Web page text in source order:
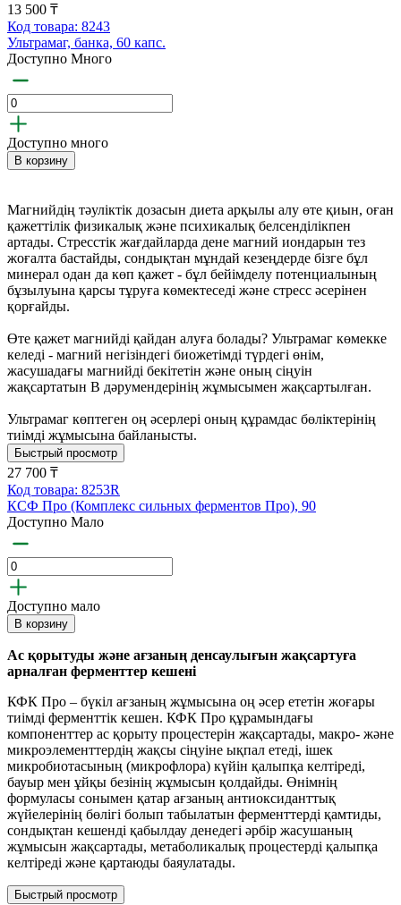
13 500 ₸
Код товара: 8243
Ультрамаг, банка, 60 капс.
Доступно Много
Доступно много
В корзину
Магнийдің тәуліктік дозасын диета арқылы алу өте қиын, оған
қажеттілік физикалық және психикалық белсенділікпен
артады. Стресстік жағдайларда дене магний иондарын тез
жоғалта бастайды, сондықтан мұндай кезеңдерде бізге бұл
минерал одан да көп қажет - бұл бейімделу потенциалының
бұзылуына қарсы тұруға көмектеседі және стресс әсерінен
қорғайды.
Өте қажет магнийді қайдан алуға болады? Ультрамаг көмекке
келеді - магний негізіндегі биожетімді түрдегі өнім,
жасушадағы магнийді бекітетін және оның сіңуін
жақсартатын В дәрумендерінің жұмысымен жақсартылған.
Ультрамаг көптеген оң әсерлері оның құрамдас бөліктерінің
тиімді жұмысына байланысты.
Быстрый просмотр
27 700 ₸
Код товара: 8253R
КСФ Про (Комплекс сильных ферментов Про), 90
Доступно Мало
Доступно мало
В корзину
Ас қорытуды және ағзаның денсаулығын жақсартуға
арналған ферменттер кешені
КФК Про – бүкіл ағзаның жұмысына оң әсер ететін жоғары
тиімді ферменттік кешен. КФК Про құрамындағы
компоненттер ас қорыту процестерін жақсартады, макро- және
микроэлементтердің жақсы сіңуіне ықпал етеді, ішек
микробиотасының (микрофлора) күйін қалыпқа келтіреді,
бауыр мен ұйқы безінің жұмысын қолдайды. Өнімнің
формуласы сонымен қатар ағзаның антиоксиданттық
жүйелерінің бөлігі болып табылатын ферменттерді қамтиды,
сондықтан кешенді қабылдау денедегі әрбір жасушаның
жұмысын жақсартады, метаболикалық процестерді қалыпқа
келтіреді және қартаюды баяулатады.
Быстрый просмотр